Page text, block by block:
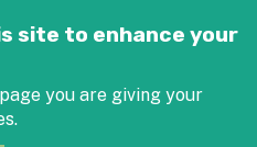
site to enhance your
you are giving your